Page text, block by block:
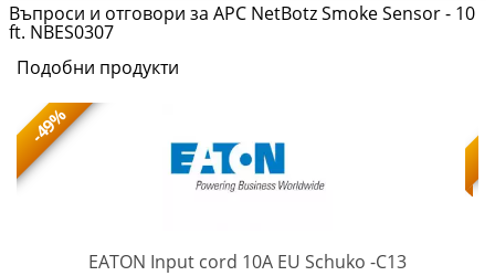
Въпроси и отговори за APC NetBotz Smoke Sensor - 10
ft. NBES0307
Подобни продукти
-49%
EATON Input cord 10A EU Schuko -C13